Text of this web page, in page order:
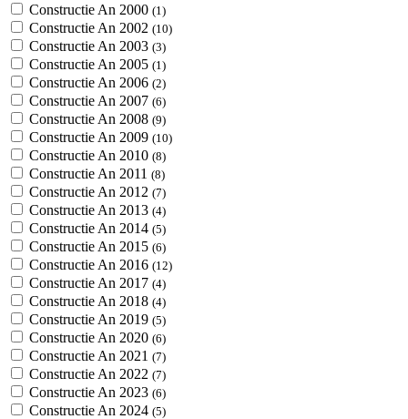
Constructie An 2000 (1)
Constructie An 2002 (10)
Constructie An 2003 (3)
Constructie An 2005 (1)
Constructie An 2006 (2)
Constructie An 2007 (6)
Constructie An 2008 (9)
Constructie An 2009 (10)
Constructie An 2010 (8)
Constructie An 2011 (8)
Constructie An 2012 (7)
Constructie An 2013 (4)
Constructie An 2014 (5)
Constructie An 2015 (6)
Constructie An 2016 (12)
Constructie An 2017 (4)
Constructie An 2018 (4)
Constructie An 2019 (5)
Constructie An 2020 (6)
Constructie An 2021 (7)
Constructie An 2022 (7)
Constructie An 2023 (6)
Constructie An 2024 (5)